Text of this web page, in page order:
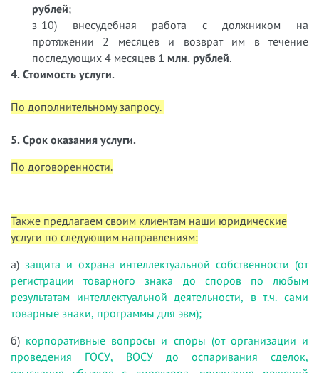
рублей;
з-10) внесудебная работа с должником на
протяжении 2 месяцев и возврат им в течение
последующих 4 месяцев 1 млн. рублей.
4. Стоимость услуги.
По дополнительному запросу.
5. Срок оказания услуги.
По договоренности.
Также предлагаем своим клиентам наши юридические
услуги по следующим направлениям:
а) защита и охрана интеллектуальной собственности (от
регистрации товарного знака до споров по любым
результатам интеллектуальной деятельности, в т.ч. сами
товарные знаки, программы для эвм);
б) корпоративные вопросы и споры (от организации и
проведения ГОСУ, ВОСУ до оспаривания сделок,